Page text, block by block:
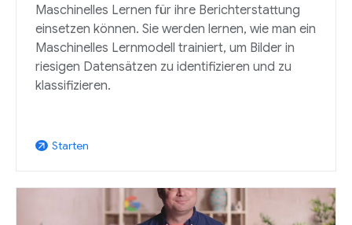
Maschinelles Lernen für ihre Berichterstattung
einsetzen können. Sie werden lernen, wie man ein
Maschinelles Lernmodell trainiert, um Bilder in
riesigen Datensätzen zu identifizieren und zu
klassifizieren.
arrow_outward Starten